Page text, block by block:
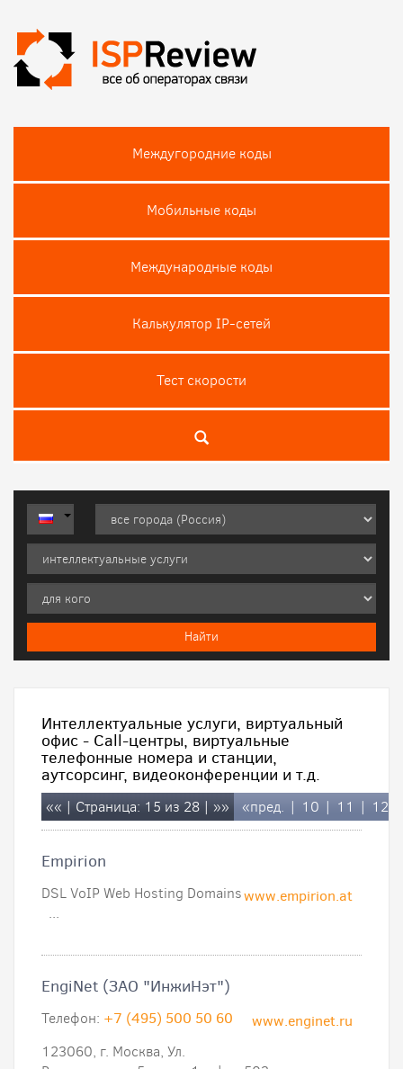
Междугородние коды
Мобильные коды
Международные коды
Калькулятор IP-сетей
Тест скороcти
Интеллектуальные услуги, виртуальный
офис - Call-центры, виртуальные
телефонные номера и станции,
аутсорсинг, видеоконференции и т.д.
«« | Страница: 15 из 28 | »» «пред. | 10 | 11 | 12
Empirion
www.empirion.at
DSL VoIP Web Hosting Domains
...
EngiNet (ЗАО "ИнжиНэт")
www.enginet.ru
Телефон: +7 (495) 500 50 60
123060, г. Москва, Ул.